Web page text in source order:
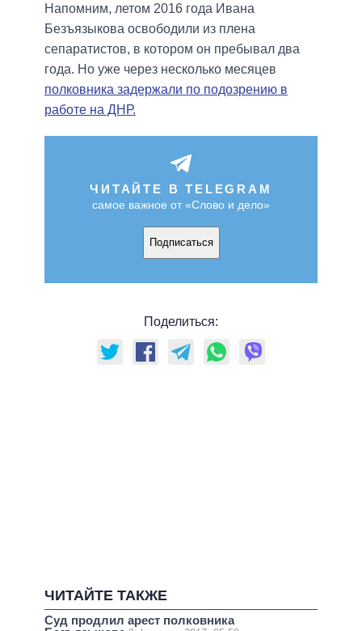
Напомним, летом 2016 года Ивана
Безъязыкова освободили из плена
сепаратистов, в котором он пребывал два
года. Но уже через несколько месяцев
полковника задержали по подозрению в
работе на ДНР.
ЧИТАЙТЕ В TELEGRAM
самое важное от «Слово и дело»
Подписаться
Поделиться:
ЧИТАЙТЕ ТАКЖЕ
Суд продлил арест полковника